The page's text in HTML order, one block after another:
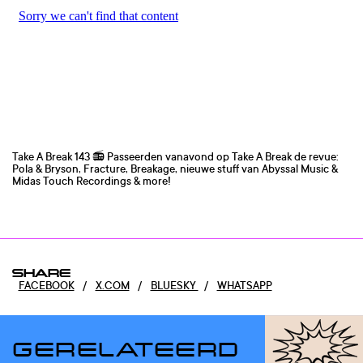
Take A Break 143 📻 Passeerden vanavond op Take A Break de revue:
Pola & Bryson, Fracture, Breakage, nieuwe stuff van Abyssal Music &
Midas Touch Recordings & more!
SHARE
FACEBOOK / X.COM / BLUESKY / WHATSAPP
GERELATEERD